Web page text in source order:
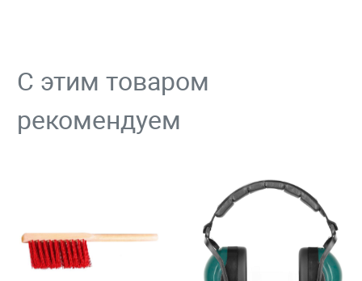
С этим товаром
рекомендуем